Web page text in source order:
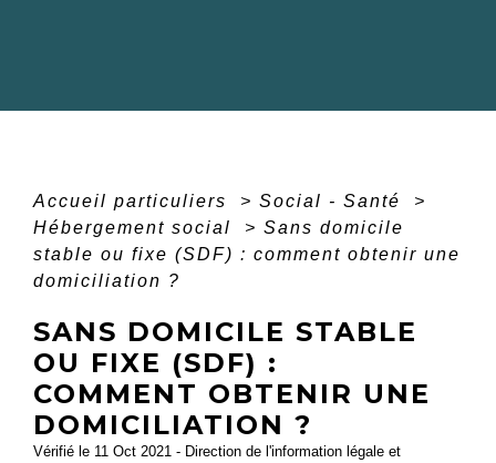
Accueil particuliers > Social - Santé
>
Hébergement social
> Sans domicile
stable ou fixe (SDF) : comment obtenir une
domiciliation ?
SANS DOMICILE STABLE
OU FIXE (SDF) :
COMMENT OBTENIR UNE
DOMICILIATION ?
Vérifié le 11 Oct 2021 - Direction de l'information légale et